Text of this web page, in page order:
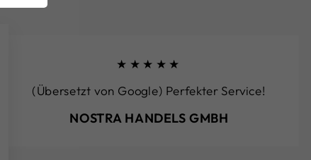
★★★★★
(Übersetzt von Google) Perfekter Service!
NOSTRA HANDELS GMBH